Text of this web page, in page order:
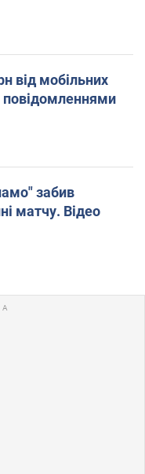
від мобільних
повідомленнями
забив
матчу. Відео